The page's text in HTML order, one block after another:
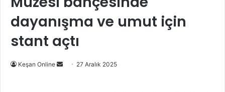
dayanışma ve umut için
stant açtı
Keşan Online
Bir
27 Aralık 2025